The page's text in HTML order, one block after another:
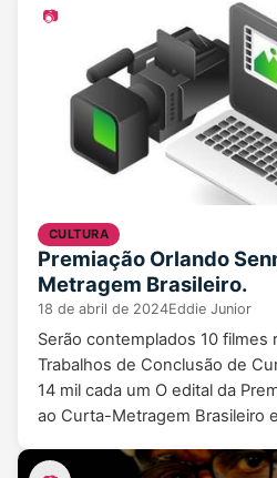
📷
CULTURA
Premiação Orlando
Metragem Brasileiro.
18 de abril de 2024Eddie Junior
Serão contemplados 10 filmes
Trabalhos de Conclusão de
14 mil cada um O edital da
ao Curta-Metragem Brasileiro